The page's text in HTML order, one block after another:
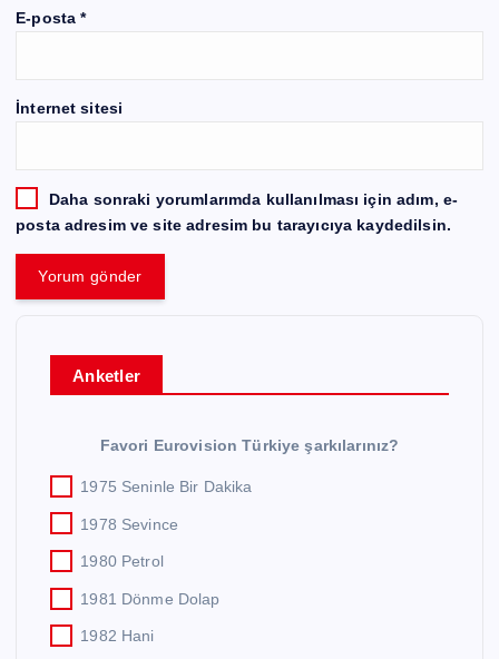
E-posta*
İnternet sitesi
Daha sonraki yorumlarımda kullanılması için adım, e-
posta adresim ve site adresim bu tarayıcıya kaydedilsin.
Anketler
Favori Eurovision Türkiye şarkılarınız?
1975 Seninle Bir Dakika
1978 Sevince
1980 Petrol
1981 Dönme Dolap
1982 Hani